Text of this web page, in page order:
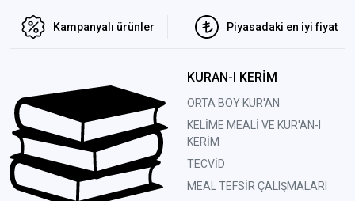
Kampanyalı ürünler Piyasadaki en iyi fiyat
KURAN-I KERİM
ORTA BOY KUR'AN
KELİME MEALİ VE KUR'AN-I
KERİM
TECVİD
MEAL TEFSİR ÇALIŞMALARI